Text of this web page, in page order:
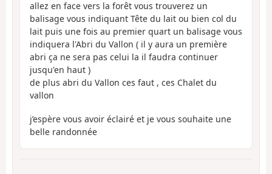
allez en face vers la forêt vous trouverez un
balisage vous indiquant Tête du lait ou bien col du
lait puis une fois au premier quart un balisage vous
indiquera l'Abri du Vallon ( il y aura un première
abri ça ne sera pas celui la il faudra continuer
jusqu'en haut )
de plus abri du Vallon ces faut , ces Chalet du
vallon
j’espère vous avoir éclairé et je vous souhaite une
belle randonnée